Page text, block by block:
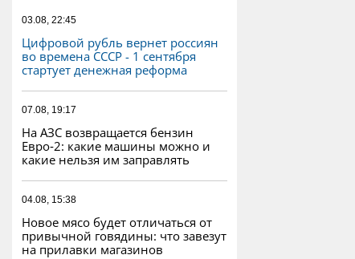
03.08, 22:45
Цифровой рубль вернет россиян
во времена СССР - 1 сентября
стартует денежная реформа
07.08, 19:17
На АЗС возвращается бензин
Евро‑2: какие машины можно и
какие нельзя им заправлять
04.08, 15:38
Новое мясо будет отличаться от
привычной говядины: что завезут
на прилавки магазинов